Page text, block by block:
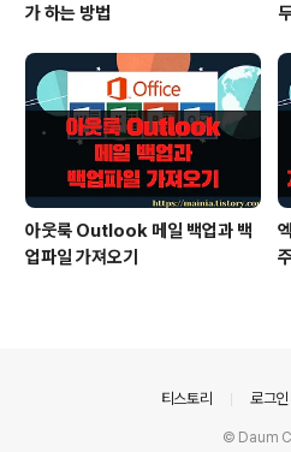
가 하는 방법
아웃룩 Outlook 메일 백업과 백
업파일 가져오기
티스토리 로그인
© Daum